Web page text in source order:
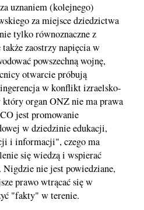
uznaniem (kolejnego)
za miejsce dziedzictwa
tylko równoznaczne z
zaostrzy napięcia w
powszechną wojnę,
otwarcie próbują
w konflikt izraelsko-
organ ONZ nie ma prawa
jest promowanie
w dziedzinie edukacji,
i informacji", czego ma
się wiedzą i wspierać
nie jest powiedziane,
prawo wtrącać się w
"fakty" w terenie.